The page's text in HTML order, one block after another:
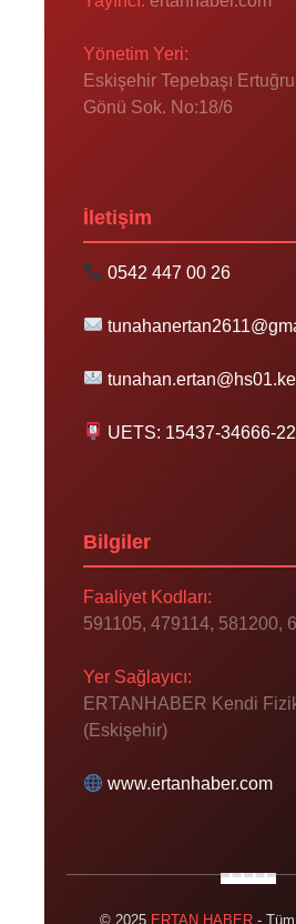
Yönetim Yeri:
Eskişehir Tepebaşı
Gönü Sok. No:18/6
İletişim
0542 447 00 26
UETS: 15437-34666-
Bilgiler
Faaliyet Kodları:
591105, 479114, 581200,
Yer Sağlayıcı:
ERTANHABER Kendi
(Eskişehir)
www.ertanhaber.com
© 2025 ERTAN HABER- Tüm